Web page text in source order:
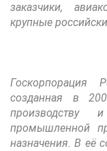
заказчики,
крупные
Госкорпорация
созданная в
производству
промышленной
назначения. В её